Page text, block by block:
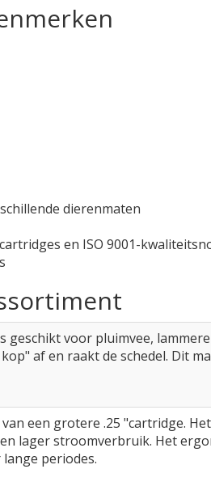
dierenmaten
en ISO 9001-
geschikt voor pluimvee,
af en raakt de schedel. Dit
een grotere .25 "cartridge.
lager stroomverbruik. Het
periodes.